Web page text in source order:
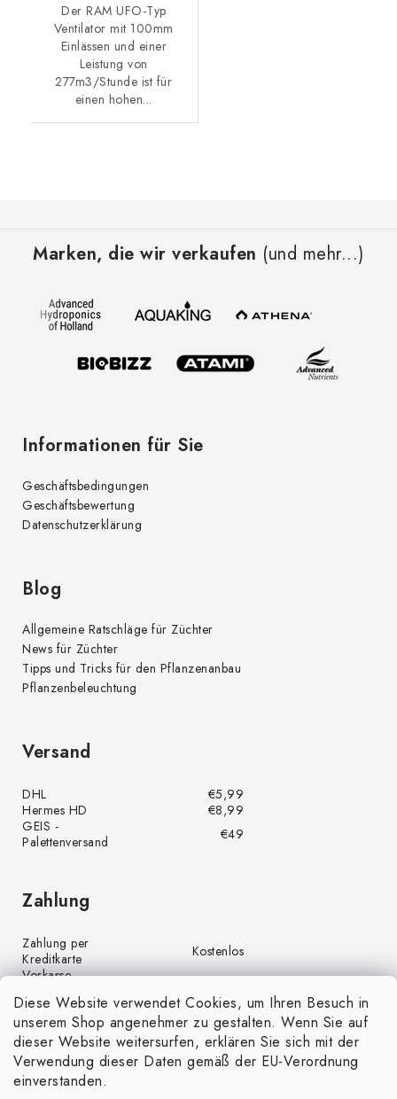
Diese Website verwendet Cookies, um Ihren Besuch in
unserem Shop angenehmer zu gestalten. Wenn Sie auf
dieser Website weitersurfen, erklären Sie sich mit der
Verwendung dieser Daten gemäß der EU-Verordnung
einverstanden.
Der RAM UFO-Typ
Ventilator mit 100mm
Einlässen und einer
Leistung von
277m3/Stunde ist für
einen hohen...
Marken, die wir verkaufen (und mehr...)
Informationen für Sie
Geschäftsbedingungen
Geschäftsbewertung
Datenschutzerklärung
Blog
Allgemeine Ratschläge für Züchter
News für Züchter
Tipps und Tricks für den Pflanzenanbau
Pflanzenbeleuchtung
Versand
DHL
€5,99
Hermes HD
€8,99
GEIS -
Palettenversand
€49
Zahlung
Zahlung per
Kreditkarte
Kostenlos
Vorkasse
Zahlung per PayPal
Kostenlos
Nachnahme
€4,00